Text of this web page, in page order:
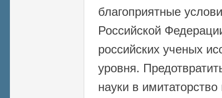
благоприятные
Российской
российских ученых
уровня.
науки в